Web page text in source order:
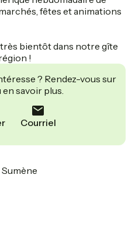
fêtes et animations
très bientôt dans notre gîte
!
? Rendez-vous sur
en savoir plus.
Courriel
Sumène